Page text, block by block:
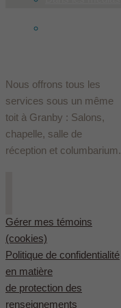
Nous offrons tous les
services sous un même
toit à Granby : Salons,
chapelle, salle de
réception et columbarium.
Gérer mes témoins
(cookies)
Politique de confidentialité
en matière
de protection des
renseignements